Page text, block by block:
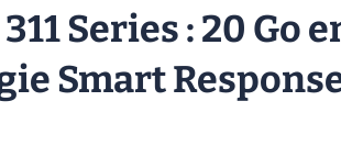
Series : 20 Go
Smart